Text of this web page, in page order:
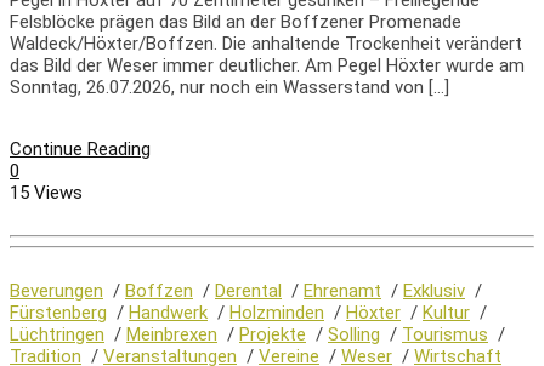
Felsblöcke prägen das Bild an der Boffzener Promenade
Waldeck/Höxter/Boffzen. Die anhaltende Trockenheit verändert
das Bild der Weser immer deutlicher. Am Pegel Höxter wurde am
Sonntag, 26.07.2026, nur noch ein Wasserstand von […]
Continue Reading
0
15 Views
Beverungen / Boffzen / Derental / Ehrenamt / Exklusiv /
Fürstenberg / Handwerk / Holzminden / Höxter / Kultur /
Lüchtringen / Meinbrexen / Projekte / Solling / Tourismus /
Tradition / Veranstaltungen / Vereine / Weser / Wirtschaft